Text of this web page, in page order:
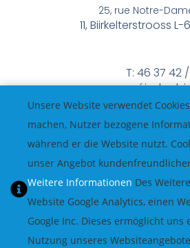
25, rue Notre-
11, Biirkelterstrooss
T: 46 37 42
méindes
Unsere Website verwendet
machen, Nutzer bezogene
während er die Website nutzt.
unser Angebot
Weitere Informationen Des
Website Google Analytics, einen
Google Inc. Dieses ermöglicht uns
Nutzung unseres